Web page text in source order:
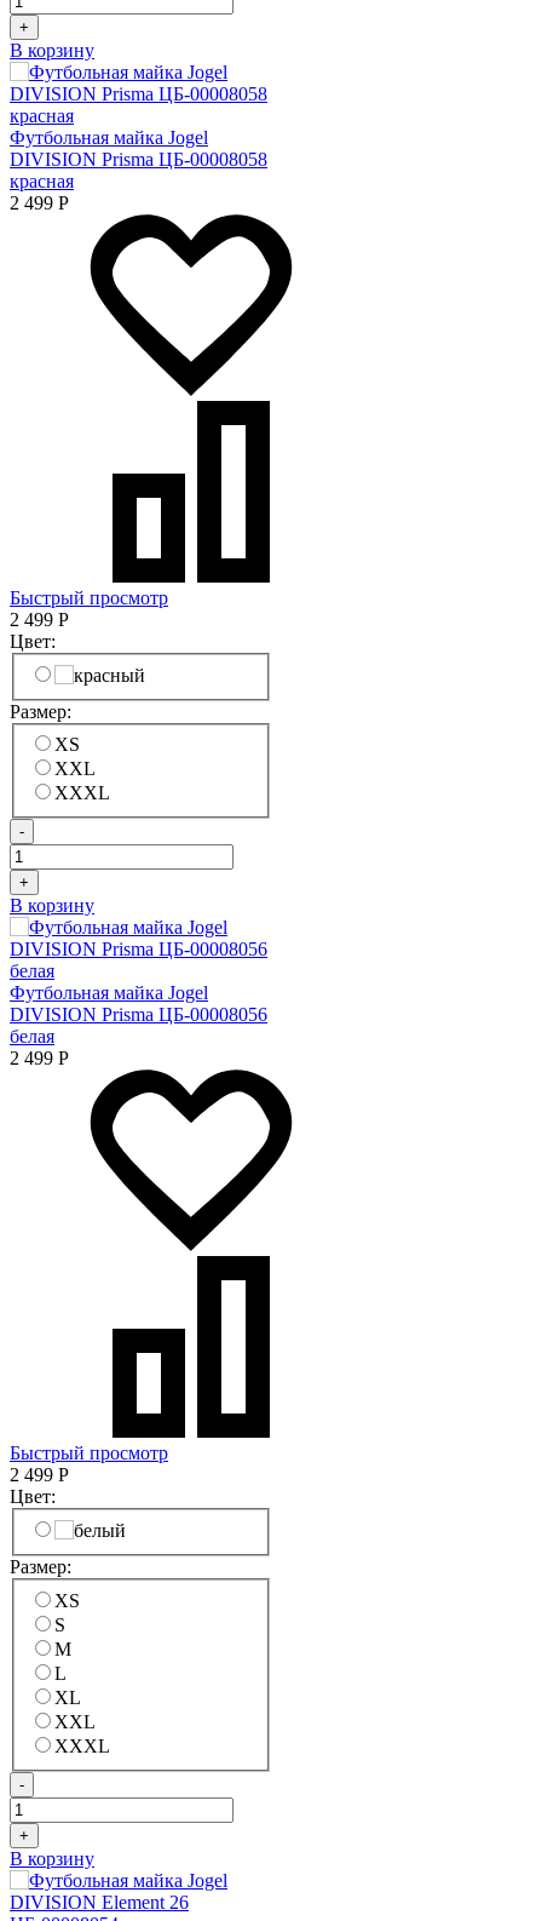
+
В корзину
Футбольная майка Jogel
DIVISION Prisma ЦБ-00008058
красная
2 499 Р
Быстрый просмотр
2 499 Р
Цвет:
Размер:
XS
XXL
XXXL
-
+
В корзину
Футбольная майка Jogel
DIVISION Prisma ЦБ-00008056
белая
2 499 Р
Быстрый просмотр
2 499 Р
Цвет:
Размер:
XS
S
M
L
XL
XXL
XXXL
-
+
В корзину